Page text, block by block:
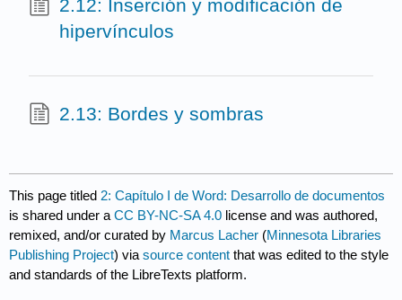
2.12: Inserción y modificación de
hipervínculos
2.13: Bordes y sombras
This page titled 2: Capítulo I de Word: Desarrollo de documentos
is shared under aCC BY-NC-SA 4.0 license and was authored,
remixed, and/or curated by Marcus Lacher (Minnesota Libraries
Publishing Project) viasource content that was edited to the style
and standards of the LibreTexts platform.